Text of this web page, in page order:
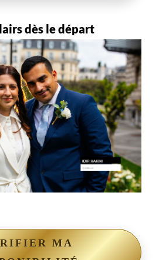
dès le départ
MA